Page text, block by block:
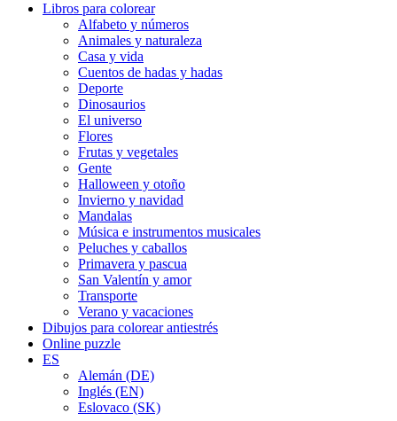
Libros para colorear
Alfabeto y números
Animales y naturaleza
Casa y vida
Cuentos de hadas y hadas
Deporte
Dinosaurios
El universo
Flores
Frutas y vegetales
Gente
Halloween y otoño
Invierno y navidad
Mandalas
Música e instrumentos musicales
Peluches y caballos
Primavera y pascua
San Valentín y amor
Transporte
Verano y vacaciones
Dibujos para colorear antiestrés
Online puzzle
ES
Alemán (DE)
Inglés (EN)
Eslovaco (SK)